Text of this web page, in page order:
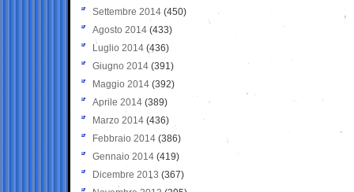
Settembre 2014 (450)
Agosto 2014 (433)
Luglio 2014 (436)
Giugno 2014 (391)
Maggio 2014 (392)
Aprile 2014 (389)
Marzo 2014 (436)
Febbraio 2014 (386)
Gennaio 2014 (419)
Dicembre 2013 (367)